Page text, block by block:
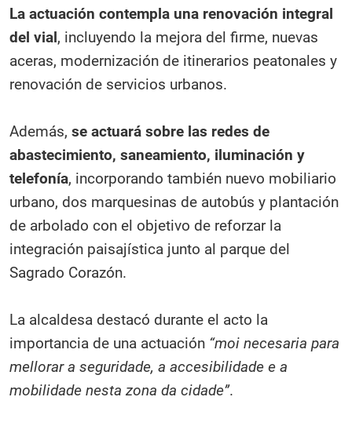
La actuación contempla una renovación integral
del vial, incluyendo la mejora del firme, nuevas
aceras, modernización de itinerarios peatonales y
renovación de servicios urbanos.
Además, se actuará sobre las redes de
abastecimiento, saneamiento, iluminación y
telefonía, incorporando también nuevo mobiliario
urbano, dos marquesinas de autobús y plantación
de arbolado con el objetivo de reforzar la
integración paisajística junto al parque del
Sagrado Corazón.
La alcaldesa destacó durante el acto la
importancia de una actuación “moi necesaria para
mellorar a seguridade, a accesibilidade e a
mobilidade nesta zona da cidade”.